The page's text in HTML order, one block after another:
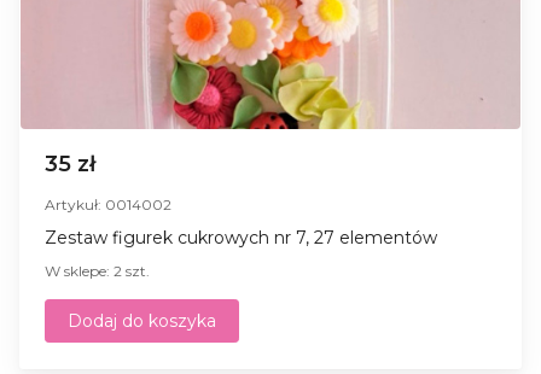
35 zł
Artykuł: 0014002
Zestaw figurek cukrowych nr 7, 27 elementów
W sklepe: 2 szt.
Dodaj do koszyka